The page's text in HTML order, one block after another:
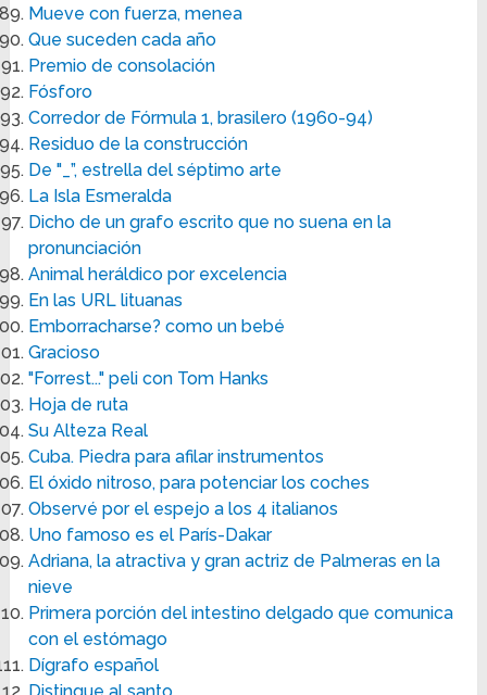
Mueve con fuerza, menea
Que suceden cada año
Premio de consolación
Fósforo
Corredor de Fórmula 1, brasilero (1960-94)
Residuo de la construcción
De "_”, estrella del séptimo arte
La Isla Esmeralda
Dicho de un grafo escrito que no suena en la
pronunciación
Animal heráldico por excelencia
En las URL lituanas
Emborracharse? como un bebé
Gracioso
"Forrest..." peli con Tom Hanks
Hoja de ruta
Su Alteza Real
Cuba. Piedra para afilar instrumentos
El óxido nitroso, para potenciar los coches
Observé por el espejo a los 4 italianos
Uno famoso es el París-Dakar
Adriana, la atractiva y gran actriz de Palmeras en la
nieve
Primera porción del intestino delgado que comunica
con el estómago
Dígrafo español